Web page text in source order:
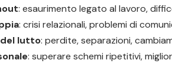
: esaurimento legato al lavoro,
: crisi relazionali, problemi di
del lutto: perdite, separazioni,
: superare schemi ripetitivi,